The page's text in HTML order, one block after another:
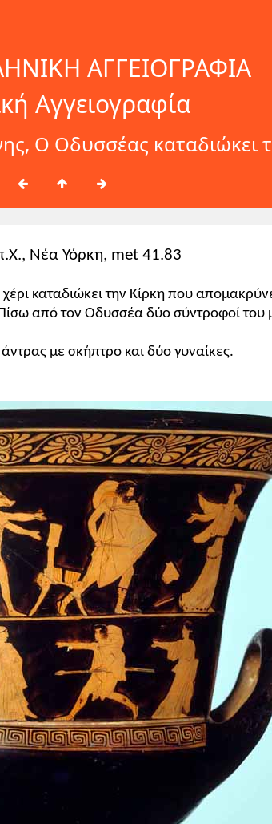
ΑΓΓΕΙΟΓΡΑΦΙΑ
Αγγειογραφία
Ο Οδυσσέας καταδιώκει
Νέα Υόρκη, met 41.83
καταδιώκει την Κίρκη που
από τον Οδυσσέα δύο σύντροφοί
με σκήπτρο και δύο γυναίκες.